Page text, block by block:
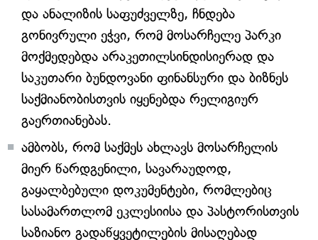
და ანალიზის საფუძველზე, ჩნდება
გონივრული ეჭვი, რომ მოსარჩელე პარკი
მოქმედებდა არაკეთილსინდისიერად და
საკუთარი ბუნდოვანი ფინანსური და ბიზნეს
საქმიანობისთვის იყენებდა რელიგიურ
გაერთიანებას.
ამბობს, რომ საქმეს ახლავს მოსარჩელის
მიერ წარდგენილი, სავარაუდოდ,
გაყალბებული დოკუმენტები, რომლებიც
სასამართლომ ეკლესიისა და პასტორისთვის
საზიანო გადაწყვეტილების მისაღებად